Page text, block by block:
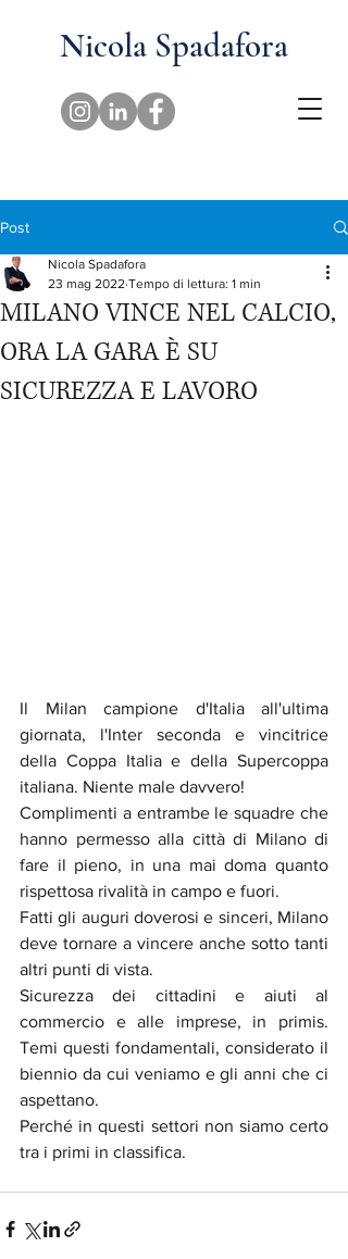
Nicola Spadafora
Post
MILANO VINCE NEL CALCIO,
ORA LA GARA È SU
SICUREZZA E LAVORO
Nicola Spadafora
23 mag 2022 Tempo di lettura: 1 min
Il Milan campione d'Italia all'ultima
giornata, l'Inter seconda e vincitrice
della Coppa Italia e della Supercoppa
italiana. Niente male davvero!
Complimenti a entrambe le squadre che
hanno permesso alla città di Milano di
fare il pieno, in una mai doma quanto
rispettosa rivalità in campo e fuori.
Fatti gli auguri doverosi e sinceri, Milano
deve tornare a vincere anche sotto tanti
altri punti di vista.
Sicurezza dei cittadini e aiuti al
commercio e alle imprese, in primis.
Temi questi fondamentali, considerato il
biennio da cui veniamo e gli anni che ci
aspettano.
Perché in questi settori non siamo certo
tra i primi in classifica.